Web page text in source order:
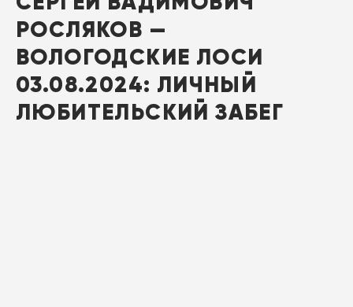
РОСЛЯКОВ —
ВОЛОГОДСКИЕ ЛОСИ
03.08.2024: ЛИЧНЫЙ
ЛЮБИТЕЛЬСКИЙ ЗАБЕГ